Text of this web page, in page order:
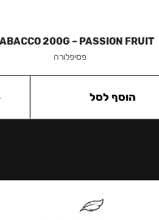
200G – PASSION FRUIT
פסיפלורה
הוסף לסל